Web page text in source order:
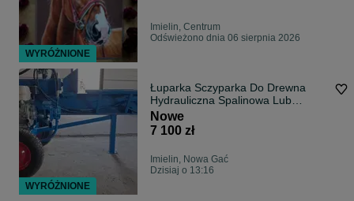
Imielin, Centrum
Odświeżono dnia 06 sierpnia 2026
Łuparka Sczyparka Do Drewna
Hydrauliczna Spalinowa Lub
Elektryczna Bardzo Mocna Imielin
Transport Cały Kraj
Nowe
7 100 zł
Imielin, Nowa Gać
Dzisiaj o 13:16
WYRÓŻNIONE
WYRÓŻNIONE